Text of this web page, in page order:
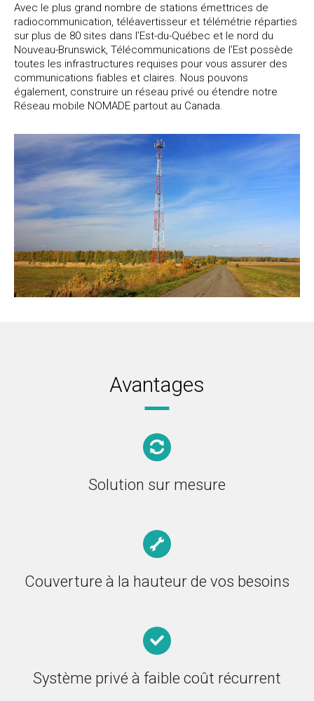
Avec le plus grand nombre de stations émettrices de
radiocommunication, téléavertisseur et télémétrie réparties
sur plus de 80 sites dans l’Est-du-Québec et le nord du
Nouveau-Brunswick, Télécommunications de l’Est possède
toutes les infrastructures requises pour vous assurer des
communications fiables et claires. Nous pouvons
également, construire un réseau privé ou étendre notre
Réseau mobile NOMADE partout au Canada.
Avantages
Solution sur mesure
Couverture à la hauteur de vos besoins
Système privé à faible coût récurrent